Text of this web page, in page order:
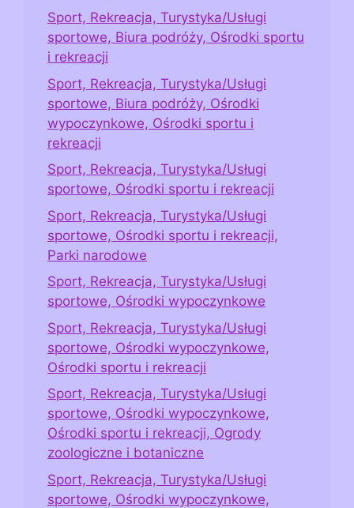
Sport, Rekreacja, Turystyka/Usługi
sportowe, Biura podróży, Ośrodki sportu
i rekreacji
Sport, Rekreacja, Turystyka/Usługi
sportowe, Biura podróży, Ośrodki
wypoczynkowe, Ośrodki sportu i
rekreacji
Sport, Rekreacja, Turystyka/Usługi
sportowe, Ośrodki sportu i rekreacji
Sport, Rekreacja, Turystyka/Usługi
sportowe, Ośrodki sportu i rekreacji,
Parki narodowe
Sport, Rekreacja, Turystyka/Usługi
sportowe, Ośrodki wypoczynkowe
Sport, Rekreacja, Turystyka/Usługi
sportowe, Ośrodki wypoczynkowe,
Ośrodki sportu i rekreacji
Sport, Rekreacja, Turystyka/Usługi
sportowe, Ośrodki wypoczynkowe,
Ośrodki sportu i rekreacji, Ogrody
zoologiczne i botaniczne
Sport, Rekreacja, Turystyka/Usługi
sportowe, Ośrodki wypoczynkowe,